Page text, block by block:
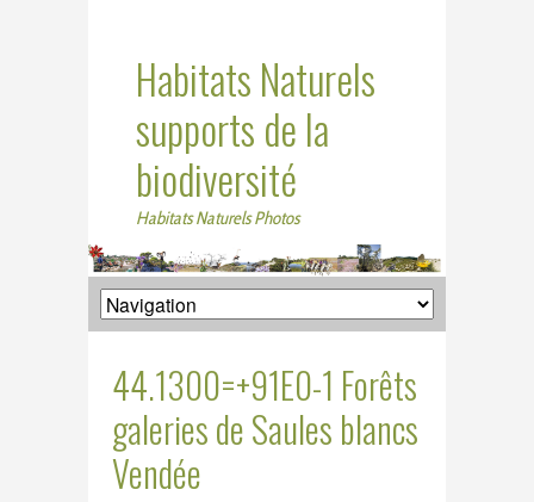
Habitats Naturels
supports de la
biodiversité
Habitats Naturels Photos
44.1300=+91E0-1 Forêts
galeries de Saules blancs
Vendée